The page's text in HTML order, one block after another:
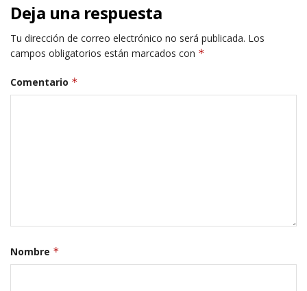
Deja una respuesta
Tu dirección de correo electrónico no será publicada. Los
campos obligatorios están marcados con *
Comentario *
Nombre *